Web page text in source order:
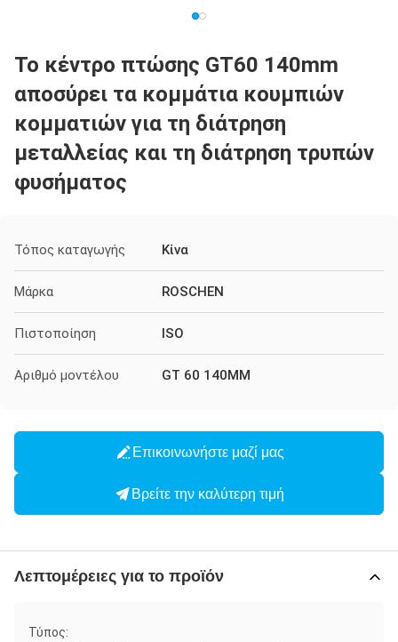
Το κέντρο πτώσης GT60 140mm
αποσύρει τα κομμάτια κουμπιών
κομματιών για τη διάτρηση
μεταλλείας και τη διάτρηση τρυπών
φυσήματος
Τόπος καταγωγής Κίνα
Μάρκα ROSCHEN
Πιστοποίηση ISO
Αριθμό μοντέλου GT 60 140MM
Επικοινωνήστε μαζί μας
Βρείτε την καλύτερη τιμή
Λεπτομέρειες για το προϊόν
Τύπος: